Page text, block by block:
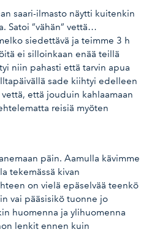
saari-ilmasto näytti kuitenkin
Satoi ”vähän” vettä…
siedettävä ja teimme 3 h
ei silloinkaan enää teillä
niin pahasti että tarvin apua
sade kiihtyi edelleen
että jouduin kahlaamaan
reisiä myöten
päin. Aamulla kävimme
tekemässä kivan
on vielä epäselvää teenkö
vai pääsisikö tuonne jo
huomenna ja ylihuomenna
lenkit ennen kuin